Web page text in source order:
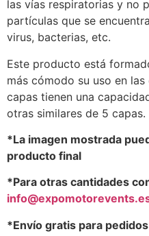
las vías respiratorias y no
partículas que se
virus, bacterias, etc.
Este producto está
más cómodo su uso en
capas tienen una
otras similares de 5 capas.
*La imagen mostrada
producto final
*Para otras cantidades
*Envío gratis para